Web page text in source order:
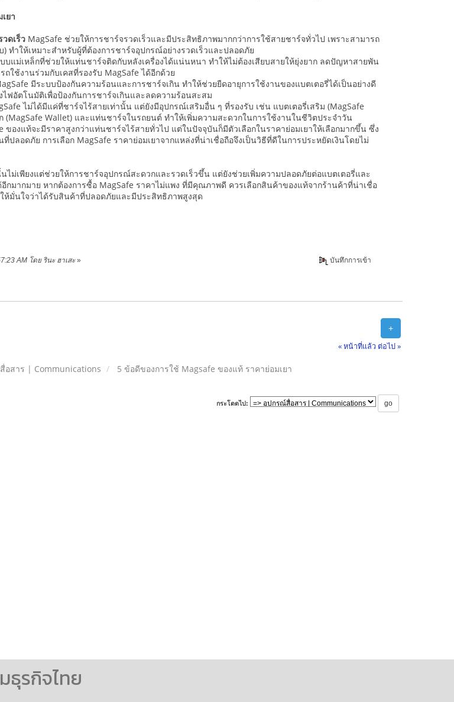
ยา
ดเร็ว MagSafe ช่วยให้การชาร์จรวดเร็วและมีประสิทธิภาพมากกว่าการใช้สายชาร์จทั่วไป เพราะสามารถ
) ทำให้เหมาะสำหรับผู้ที่ต้องการชาร์จอุปกรณ์อย่างรวดเร็วและปลอดภัย
บแม่เหล็กที่ช่วยให้แท่นชาร์จติดกับหลังเครื่องได้แน่นหนา ทำให้ไม่ต้องเสียบสายให้ยุ่งยาก ลดปัญหาสายพัน
ใช้งานร่วมกับเคสที่รองรับ MagSafe ได้อีกด้วย
มีระบบป้องกันความร้อนและการชาร์จเกิน ทำให้ช่วยยืดอายุการใช้งานของแบตเตอรี่ได้เป็นอย่างดี
ฟอัตโนมัติเพื่อป้องกันการชาร์จเกินและลดความร้อนสะสม
ไม่ได้มีแค่ที่ชาร์จไร้สายเท่านั้น แต่ยังมีอุปกรณ์เสริมอื่น ๆ ที่รองรับ เช่น แบตเตอรี่เสริม (MagSafe
(MagSafe Wallet) และแท่นชาร์จในรถยนต์ ทำให้เพิ่มความสะดวกในการใช้งานในชีวิตประจำวัน
ของแท้จะมีราคาสูงกว่าแท่นชาร์จไร้สายทั่วไป แต่ในปัจจุบันก็มีตัวเลือกในราคาย่อมเยาให้เลือกมากขึ้น ซึ่ง
ลอดภัย การเลือก MagSafe ราคาย่อมเยาจากแหล่งที่น่าเชื่อถือจึงเป็นวิธีที่ดีในการประหยัดเงินโดยไม่
นไม่เพียงแต่ช่วยให้การชาร์จอุปกรณ์สะดวกและรวดเร็วขึ้น แต่ยังช่วยเพิ่มความปลอดภัยต่อแบตเตอรี่และ
กมากมาย หากต้องการซื้อ MagSafe ราคาไม่แพง ที่มีคุณภาพดี ควรเลือกสินค้าของแท้จากร้านค้าที่น่าเชื่อ
ห้มั่นใจว่าได้รับสินค้าที่ปลอดภัยและมีประสิทธิภาพสูงสุด
AM โดย รินะ ฮาเสะ» บันทึกการเข้า
+
« หน้าที่แล้ว ต่อไป »
อสาร | Communications 5 ข้อดีของการใช้ Magsafe ของแท้ ราคาย่อมเยา
กระโดดไป:
ธุรกิจไทย